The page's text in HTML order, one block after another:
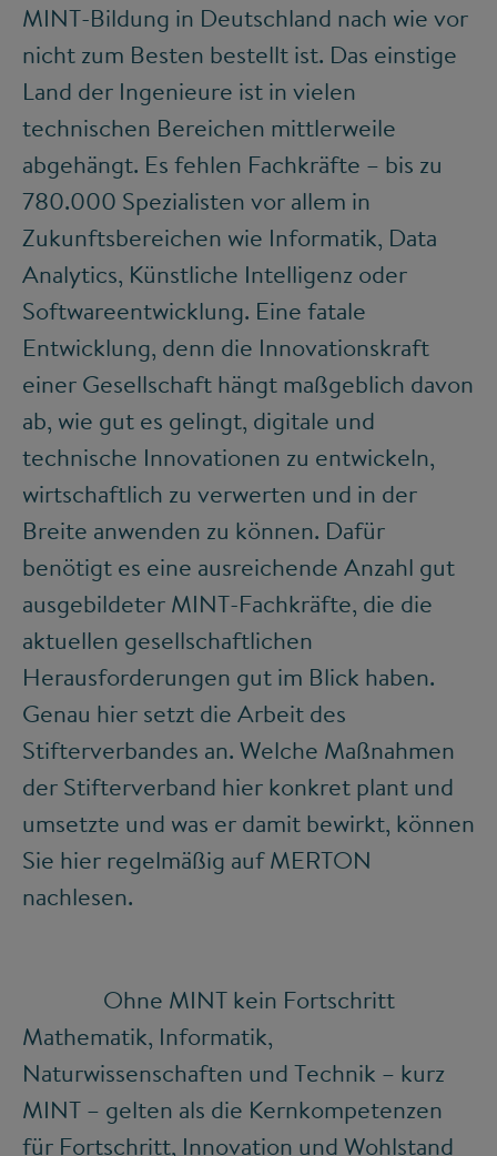
MINT-Bildung in Deutschland nach wie vor
nicht zum Besten bestellt ist. Das einstige
Land der Ingenieure ist in vielen
technischen Bereichen mittlerweile
abgehängt. Es fehlen Fachkräfte – bis zu
780.000 Spezialisten vor allem in
Zukunftsbereichen wie Informatik, Data
Analytics, Künstliche Intelligenz oder
Softwareentwicklung. Eine fatale
Entwicklung, denn die Innovationskraft
einer Gesellschaft hängt maßgeblich davon
ab, wie gut es gelingt, digitale und
technische Innovationen zu entwickeln,
wirtschaftlich zu verwerten und in der
Breite anwenden zu können. Dafür
benötigt es eine ausreichende Anzahl gut
ausgebildeter MINT-Fachkräfte, die die
aktuellen gesellschaftlichen
Herausforderungen gut im Blick haben.
Genau hier setzt die Arbeit des
Stifterverbandes an. Welche Maßnahmen
der Stifterverband hier konkret plant und
umsetzte und was er damit bewirkt, können
Sie hier regelmäßig auf MERTON
nachlesen.
Ohne MINT kein Fortschritt
Mathematik, Informatik,
Naturwissenschaften und Technik – kurz
MINT – gelten als die Kernkompetenzen
für Fortschritt, Innovation und Wohlstand